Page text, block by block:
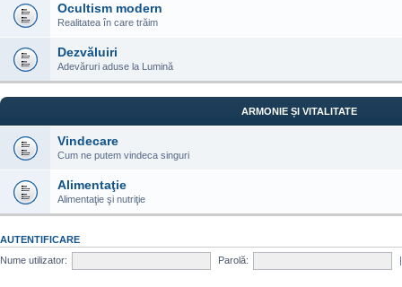
Ocultism modern
Realitatea în care trăim
Dezvăluiri
Adevăruri aduse la Lumină
ARMONIE ȘI VITALITATE
Vindecare
Cum ne putem vindeca singuri
Alimentaţie
Alimentaţie şi nutriţie
AUTENTIFICARE
Nume utilizator:
Parolă: